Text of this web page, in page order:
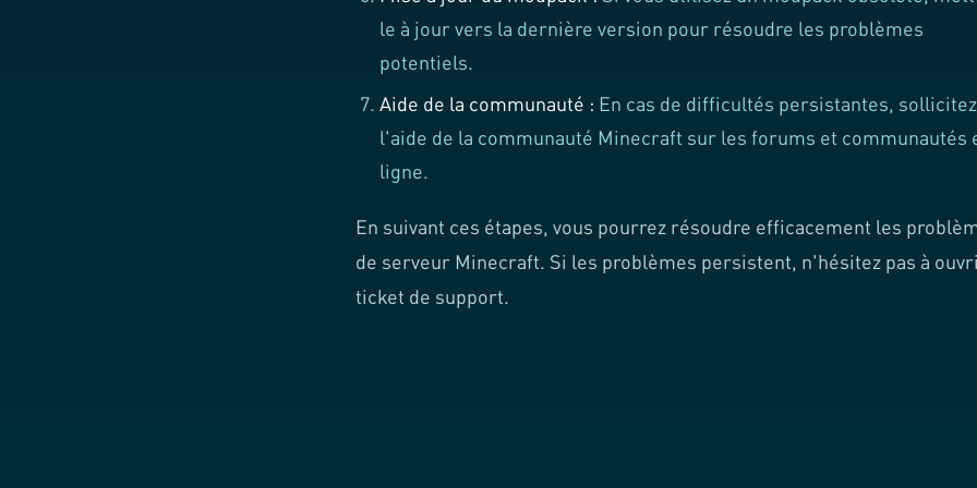
le à jour vers la dernière version pour résoudre les problèmes
potentiels.
Aide de la communauté : En cas de difficultés persistantes, sollicitez
l'aide de la communauté Minecraft sur les forums et communautés
ligne.
En suivant ces étapes, vous pourrez résoudre efficacement les
de serveur Minecraft. Si les problèmes persistent, n'hésitez pas à
ticket de support.